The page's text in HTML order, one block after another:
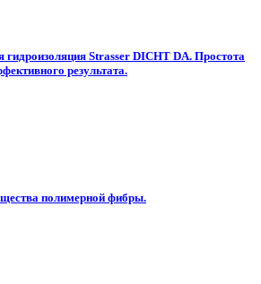
гидроизоляция Strasser DICHT DA. Простота
результата.
полимерной фибры.